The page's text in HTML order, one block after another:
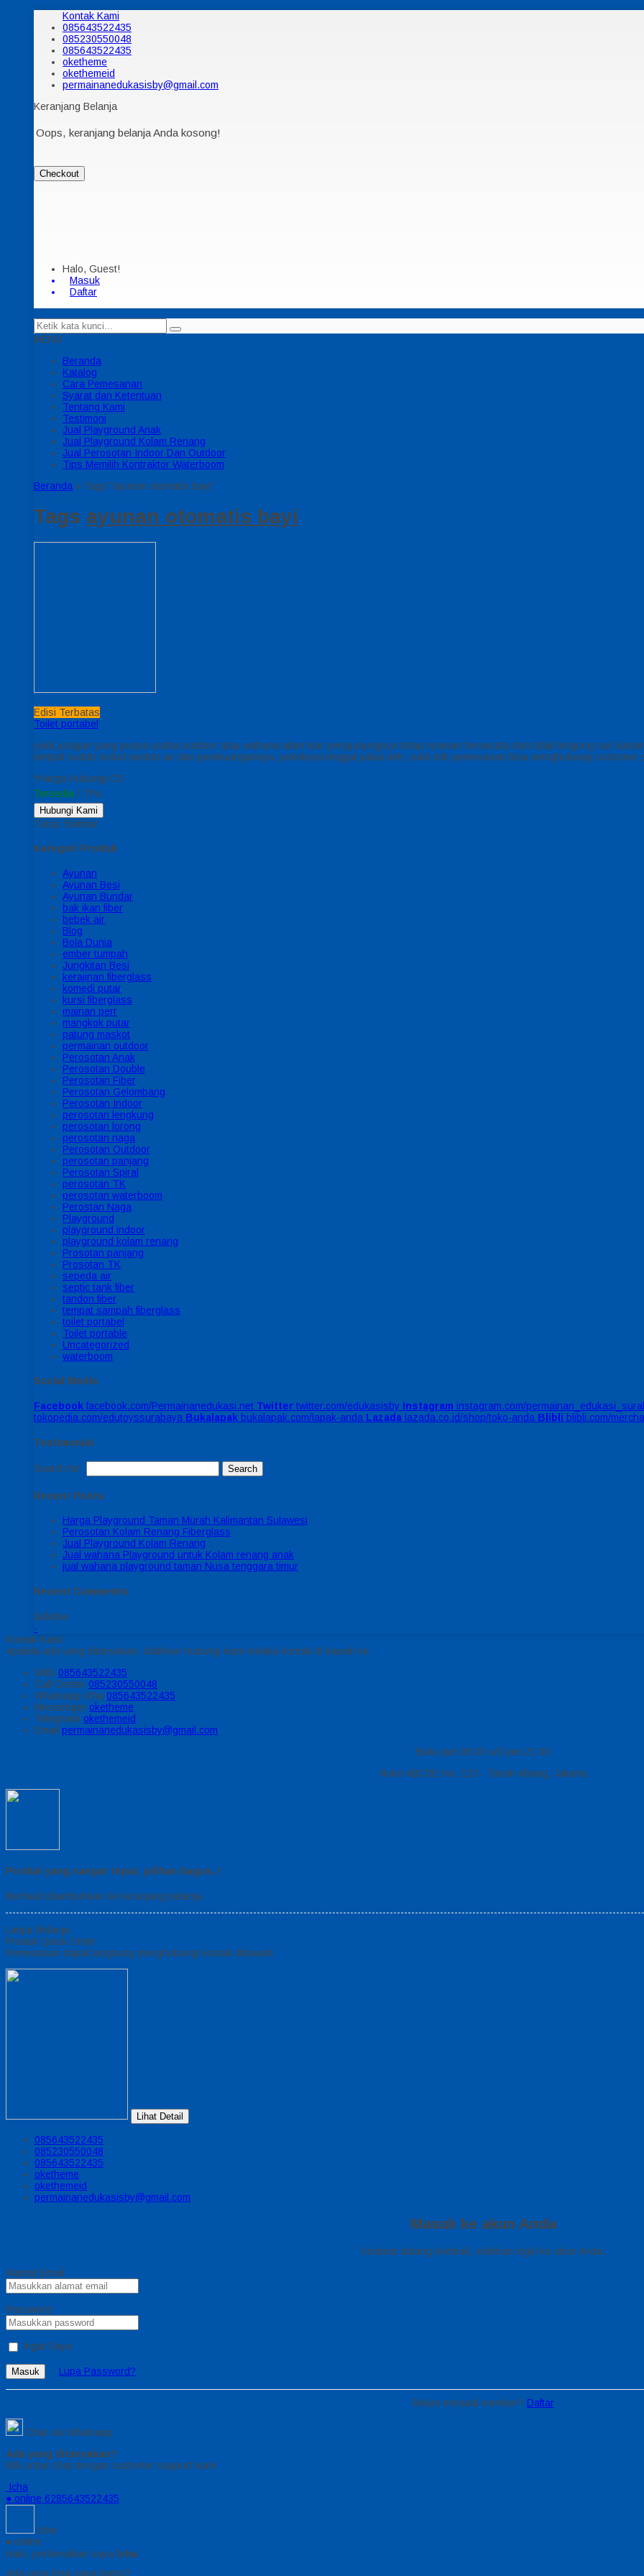
Kontak Kami
085643522435
085230550048
085643522435
oketheme
okethemeid
permainanedukasisby@gmail.com
Keranjang Belanja
Oops, keranjang belanja Anda kosong!
Checkout
Halo, Guest!
Masuk
Daftar
MENU
Beranda
Katalog
Cara Pemesanan
Syarat dan Ketentuan
Tentang Kami
Testimoni
Jual Playground Anak
Jual Playground Kolam Renang
Jual Perosotan Indoor Dan Outdoor
Tips Memilih Kontraktor Waterboom
Beranda » Tags "ayunan otomatis bayi"
Tags ayunan otomatis bayi
Edisi Terbatas
Toilet portabel
yukk juragan yang punya usaha outdoor atau wahana alam biar pengunjungnya tetap nyaman berwisata dan tidak bingung cari
tempat sudah includ tandon air dan pembuangannya, pokoknya tinggal pakai deh, yukk info pemesanan bisa menghubungi customer
*Harga Hubungi CS
Tersedia / TPo
Hubungi Kami
Tutup Sidebar
Kategori Produk
Ayunan
Ayunan Besi
Ayunan Bundar
bak ikan fiber
bebek air
Blog
Bola Dunia
ember tumpah
Jungkitan Besi
kerajinan fiberglass
komedi putar
kursi fiberglass
mainan perr
mangkok putar
patung maskot
permainan outdoor
Perosotan Anak
Perosotan Double
Perosotan Fiber
Perosotan Gelombang
Perosotan Indoor
perosotan lengkung
perosotan lorong
perosotan naga
Perosotan Outdoor
perosotan panjang
Perosotan Spiral
perosotan TK
perosotan waterboom
Perostan Naga
Playground
playground indoor
playground kolam renang
Prosotan panjang
Prosotan TK
sepeda air
septic tank fiber
tandon fiber
tempat sampah fiberglass
toilet portabel
Toilet portable
Uncategorized
waterboom
Social Media
Facebook facebook.com/Permainanedukasi.net Twitter twitter.com/edukasisby Instagram instagram.com/
tokopedia.com/edutoyssurabaya Bukalapak bukalapak.com/lapak-anda Lazada lazada.co.id/shop/toko-anda Blibli blibli.com/
Testimonial
Search for:
Recent Posts
Harga Playground Taman Murah Kalimantan Sulawesi
Perosotan Kolam Renang Fiberglass
Jual Playground Kolam Renang
Jual wahana Playground untuk Kolam renang anak
jual wahana playground taman Nusa tenggara timur
Recent Comments
Sidebar
-
Kontak Kami
Apabila ada yang ditanyakan, silahkan hubungi kami melalui kontak di bawah ini.
SMS 085643522435
Call Center 085230550048
Whatsapp Icha 085643522435
Messenger oketheme
Telegrram okethemeid
Email permainanedukasisby@gmail.com
Buka jam 08.00 s/d jam 21.00
Ruko ABCDE No. 123 - Tanah Abang, Jakarta
Produk yang sangat tepat, pilihan bagus..!
Berhasil ditambahkan ke keranjang belanja
Lanjut Belanja
Produk Quick Order
Pemesanan dapat langsung menghubungi kontak dibawah:
Lihat Detail
085643522435
085230550048
085643522435
oketheme
okethemeid
permainanedukasisby@gmail.com
Masuk ke akun Anda
Selamat datang kembali, silahkan login ke akun Anda.
Alamat Email
Password
Ingat Saya
Masuk Lupa Password?
Belum menjadi member? Daftar
Chat via Whatsapp
Ada yang ditanyakan?
Klik untuk chat dengan customer support kami
Icha
● online 6285643522435
Icha
● online
Halo, perkenalkan saya Icha
Ada yang bisa saya bantu?